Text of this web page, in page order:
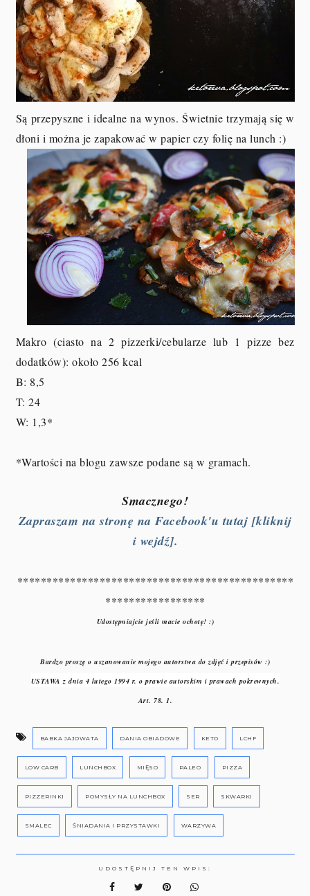
Są przepyszne i idealne na wynos. Świetnie trzymają się w
dłoni i można je zapakować w papier czy folię na lunch :)
Makro (ciasto na 2 pizzerki/cebularze lub 1 pizze bez
dodatków): około 256 kcal
B: 8,5
T: 24
W: 1,3*
*Wartości na blogu zawsze podane są w gramach.
Smacznego!
Zapraszam na stronę na Facebook'u tutaj [kliknij
i wejdź].
***********************************************
*****************
Udostępniajcie jeśli macie ochotę! :)
Bardzo proszę o uszanowanie mojego autorstwa do zdjęć i przepisów :)
USTAWA z dnia 4 lutego 1994 r. o prawie autorskim i prawach pokrewnych.
Art. 78. 1.
BABKA JAJOWATA DANIA OBIADOWE KETO LCHF
LOW CARB LUNCHBOX MIĘSO PALEO PIZZA
PIZZERINKI POMYSŁY NA LUNCHBOX SER SKWARKI
SMALEC ŚNIADANIA I PRZYSTAWKI WARZYWA
UDOSTĘPNIJ TEN WPIS: